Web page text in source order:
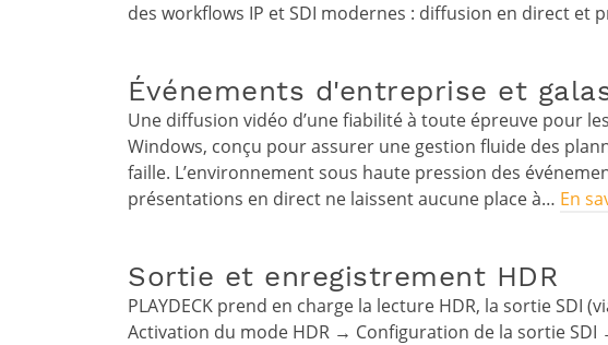
des workflows IP et SDI modernes : diffusion en direct et
Événements d'entreprise et
Une diffusion vidéo d’une fiabilité à toute épreuve pour
Windows, conçu pour assurer une gestion fluide des
faille. L’environnement sous haute pression des
présentations en direct ne laissent aucune place à… En
Sortie et enregistrement HDR
PLAYDECK prend en charge la lecture HDR, la sortie
Activation du mode HDR → Configuration de la sortie